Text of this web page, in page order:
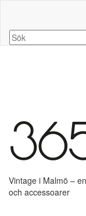
Vintage i Malmö –
och accessoarer